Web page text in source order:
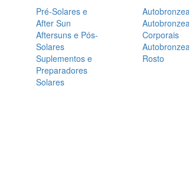
Pré-Solares e
After Sun
Aftersuns e Pós-
Solares
Suplementos e
Preparadores
Solares
Corporais
Rosto